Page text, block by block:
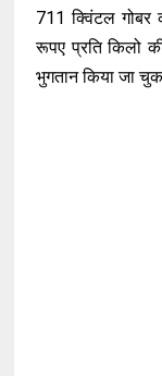
711 क्विंटल गोबर
रूपए प्रति किलो
भुगतान किया जा